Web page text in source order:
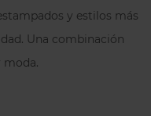
tono
y estilos más
Una combinación
moda.